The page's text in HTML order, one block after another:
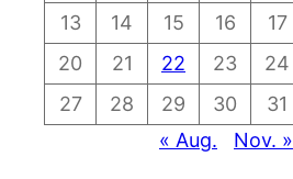
13
14 15 16 17
20
21 22 23 24
27
28 29 30
31
« Aug.
Nov. »